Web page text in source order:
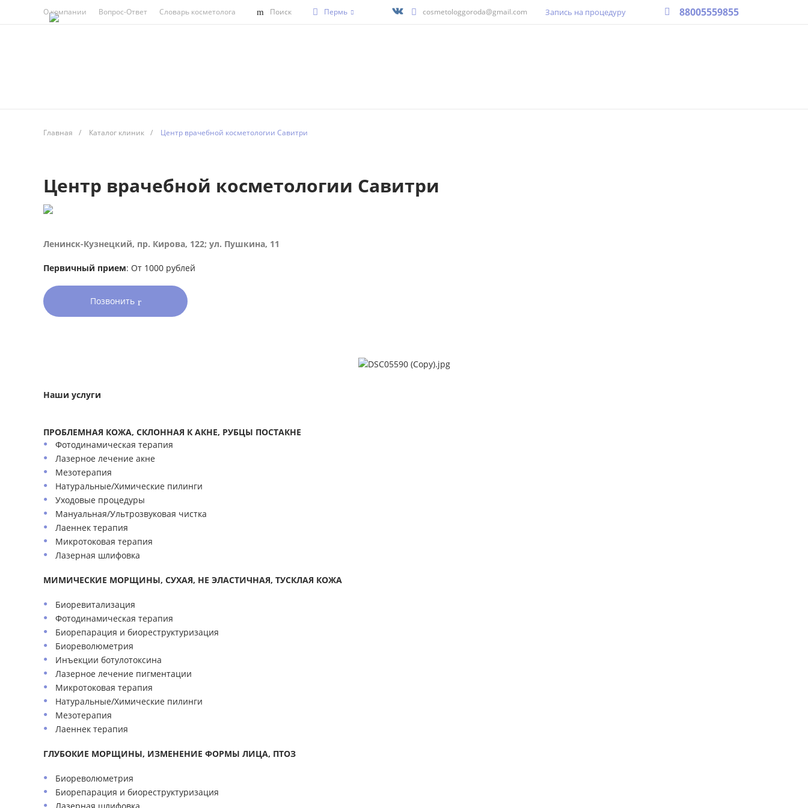
О компании Вопрос-Ответ Словарь косметолога Поиск Пермь cosmetologgoroda@gmail.com Запись на процедуру 88005559855
Главная / Каталог клиник / Центр врачебной косметологии Савитри
Центр врачебной косметологии Савитри
Ленинск-Кузнецкий, пр. Кирова, 122; ул. Пушкина, 11
Первичный прием: От 1000 рублей
Позвонить
Наши услуги
ПРОБЛЕМНАЯ КОЖА, СКЛОННАЯ К АКНЕ, РУБЦЫ ПОСТАКНЕ
Фотодинамическая терапия
Лазерное лечение акне
Мезотерапия
Натуральные/Химические пилинги
Уходовые процедуры
Мануальная/Ультрозвуковая чистка
Лаеннек терапия
Микротоковая терапия
Лазерная шлифовка
МИМИЧЕСКИЕ МОРЩИНЫ, СУХАЯ, НЕ ЭЛАСТИЧНАЯ, ТУСКЛАЯ КОЖА
Биоревитализация
Фотодинамическая терапия
Биорепарация и биореструктуризация
Биореволюметрия
Инъекции ботулотоксина
Лазерное лечение пигментации
Микротоковая терапия
Натуральные/Химические пилинги
Мезотерапия
Лаеннек терапия
ГЛУБОКИЕ МОРЩИНЫ, ИЗМЕНЕНИЕ ФОРМЫ ЛИЦА, ПТОЗ
Биореволюметрия
Биорепарация и биореструктуризация